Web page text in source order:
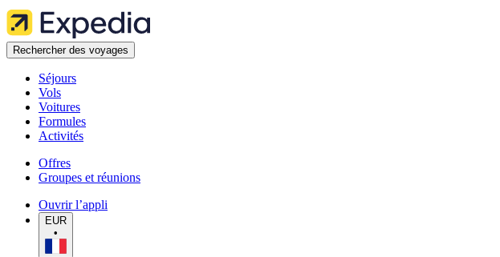
Rechercher des voyages
Séjours
Vols
Voitures
Formules
Activités
Offres
Groupes et réunions
Ouvrir l’appli
EUR
•